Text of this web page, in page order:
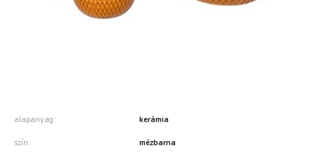
alapanyag kerámia
szín mézbarna